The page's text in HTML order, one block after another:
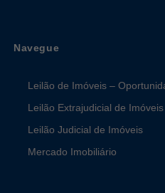
Navegue
Leilão de Imóveis –
Leilão Extrajudicial de Imóveis
Leilão Judicial de Imóveis
Mercado Imobiliário